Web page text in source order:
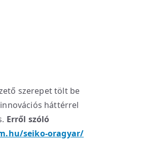
szerepet tölt be
háttérrel
Erről szóló
seiko-oragyar/